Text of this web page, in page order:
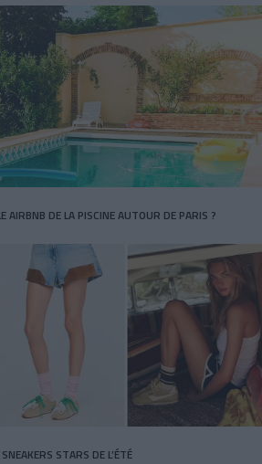
AIRBNB DE LA PISCINE AUTOUR DE PARIS ?
SNEAKERS STARS DE L’ÉTÉ